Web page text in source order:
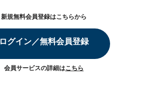
新規無料会員登録はこちらから
ログイン／無料会員登録
会員サービスの詳細はこちら